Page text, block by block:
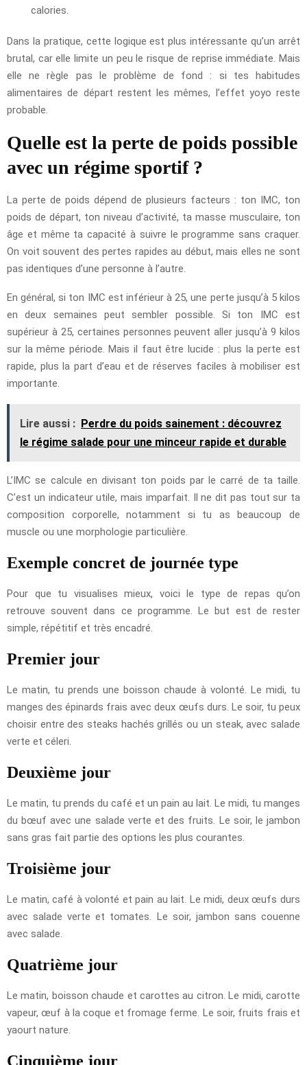
calories.
Dans la pratique, cette logique est plus intéressante qu’un arrêt
brutal, car elle limite un peu le risque de reprise immédiate. Mais
elle ne règle pas le problème de fond : si tes habitudes
alimentaires de départ restent les mêmes, l’effet yoyo reste
probable.
Quelle est la perte de poids possible
avec un régime sportif ?
La perte de poids dépend de plusieurs facteurs : ton IMC, ton
poids de départ, ton niveau d’activité, ta masse musculaire, ton
âge et même ta capacité à suivre le programme sans craquer.
On voit souvent des pertes rapides au début, mais elles ne sont
pas identiques d’une personne à l’autre.
En général, si ton IMC est inférieur à 25, une perte jusqu’à 5 kilos
en deux semaines peut sembler possible. Si ton IMC est
supérieur à 25, certaines personnes peuvent aller jusqu’à 9 kilos
sur la même période. Mais il faut être lucide : plus la perte est
rapide, plus la part d’eau et de réserves faciles à mobiliser est
importante.
Lire aussi : Perdre du poids sainement : découvrez
le régime salade pour une minceur rapide et durable
L’IMC se calcule en divisant ton poids par le carré de ta taille.
C’est un indicateur utile, mais imparfait. Il ne dit pas tout sur ta
composition corporelle, notamment si tu as beaucoup de
muscle ou une morphologie particulière.
Exemple concret de journée type
Pour que tu visualises mieux, voici le type de repas qu’on
retrouve souvent dans ce programme. Le but est de rester
simple, répétitif et très encadré.
Premier jour
Le matin, tu prends une boisson chaude à volonté. Le midi, tu
manges des épinards frais avec deux œufs durs. Le soir, tu peux
choisir entre des steaks hachés grillés ou un steak, avec salade
verte et céleri.
Deuxième jour
Le matin, tu prends du café et un pain au lait. Le midi, tu manges
du bœuf avec une salade verte et des fruits. Le soir, le jambon
sans gras fait partie des options les plus courantes.
Troisième jour
Le matin, café à volonté et pain au lait. Le midi, deux œufs durs
avec salade verte et tomates. Le soir, jambon sans couenne
avec salade.
Quatrième jour
Le matin, boisson chaude et carottes au citron. Le midi, carotte
vapeur, œuf à la coque et fromage ferme. Le soir, fruits frais et
yaourt nature.
Cinquième jour